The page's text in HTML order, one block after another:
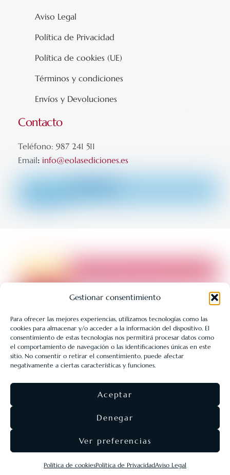
Gestionar consentimiento
Para ofrecer las mejores experiencias, utilizamos tecnologías como las
cookies para almacenar y/o acceder a la información del dispositivo. El
consentimiento de estas tecnologías nos permitirá procesar datos como
el comportamiento de navegación o las identificaciones únicas en este
sitio. No consentir o retirar el consentimiento, puede afectar
negativamente a ciertas características y funciones.
Aceptar
Denegar
Ver preferencias
Política de cookiesPolítica de PrivacidadAviso Legal
Aviso Legal
Política de Privacidad
Política de cookies (UE)
Términos y condiciones
Envíos y Devoluciones
Contacto
Teléfono: 987 241 511
Email: info@eolasediciones.es
LIBRERÍA UNIVERSITARIA LEÓN 1980 SLL ha sido beneficiaria
de Fondos Europeos, cuyo objetivo es la mejora de la
competitividad de las PYMES, y gracias al cual ha puesto en
marcha un Plan de Acción con el objetivo de reforzar la
digitalización y la competitividad de las pymes durante el año
2025. Para ello ha contado con el apoyo del Programa Pyme
Digital de la Cámara de Comercio de León.
Eolas Ediciones2026 ·SEO & diseño webAgencia